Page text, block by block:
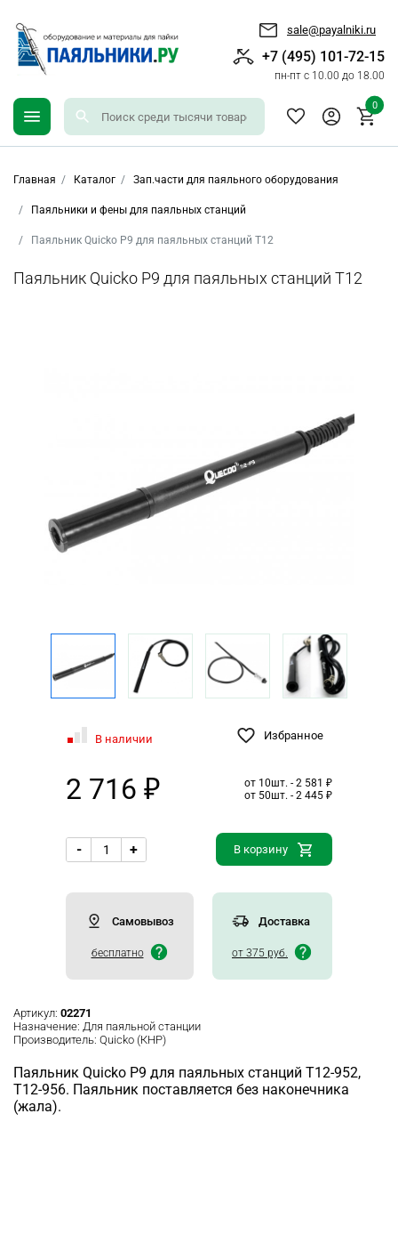
sale@payalniki.ru
+7 (495) 101-72-15
пн-пт с 10.00 до 18.00
0
Главная Каталог Зап.части для паяльного оборудования
Паяльники и фены для паяльных станций
Паяльник Quicko P9 для паяльных станций T12
Паяльник Quicko P9 для паяльных станций T12
В наличии Избранное
2 716 ₽
от 10шт. - 2 581 ₽
от 50шт. - 2 445 ₽
- + В корзину
Самовывоз
бесплатно
Доставка
от 375 руб.
Артикул: 02271
Назначение: Для паяльной станции
Производитель: Quicko (КНР)
Паяльник Quicko P9 для паяльных станций T12-952,
T12-956. Паяльник поставляется без наконечника
(жала).